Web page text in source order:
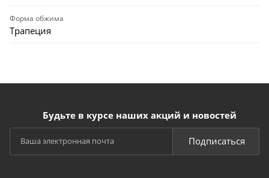
Форма обжима
Трапеция
Будьте в курсе наших акций и новостей
Подписаться